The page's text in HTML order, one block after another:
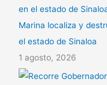
Marina localiza y
el estado de Sinaloa
1 agosto, 2026